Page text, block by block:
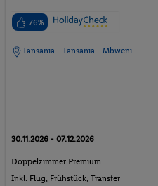
76%
Tansania - Tansania - Mbweni
30.11.2026 - 07.12.2026
Doppelzimmer Premium
Inkl. Flug, Frühstück, Transfer